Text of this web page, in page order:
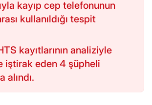
kayıp cep telefonunun
kullanıldığı tespit
kayıtlarının analiziyle
iştirak eden 4 şüpheli
alındı.